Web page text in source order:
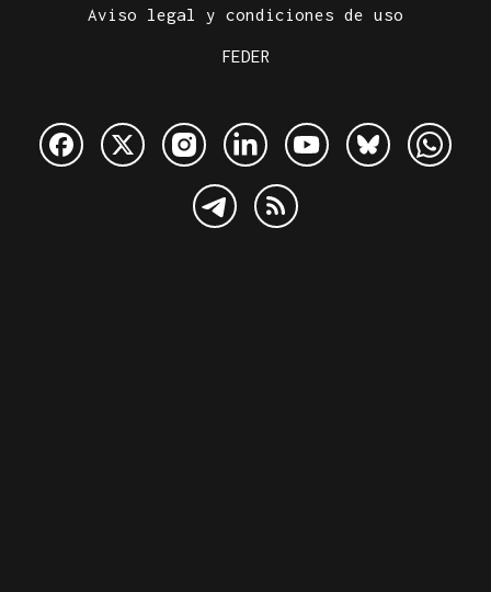
Aviso legal y condiciones de uso
FEDER